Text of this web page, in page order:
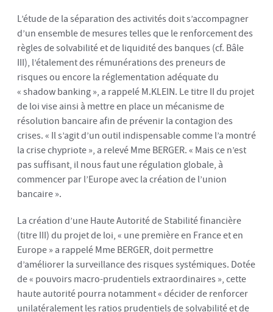
L’étude de la séparation des activités doit s’accompagner
d’un ensemble de mesures telles que le renforcement des
règles de solvabilité et de liquidité des banques (cf. Bâle
III), l’étalement des rémunérations des preneurs de
risques ou encore la réglementation adéquate du
« shadow banking », a rappelé M.KLEIN. Le titre II du projet
de loi vise ainsi à mettre en place un mécanisme de
résolution bancaire afin de prévenir la contagion des
crises. « Il s’agit d’un outil indispensable comme l’a montré
la crise chypriote », a relevé Mme BERGER. « Mais ce n’est
pas suffisant, il nous faut une régulation globale, à
commencer par l’Europe avec la création de l’union
bancaire ».
La création d’une Haute Autorité de Stabilité financière
(titre III) du projet de loi, « une première en France et en
Europe » a rappelé Mme BERGER, doit permettre
d’améliorer la surveillance des risques systémiques. Dotée
de « pouvoirs macro-prudentiels extraordinaires », cette
haute autorité pourra notamment « décider de renforcer
unilatéralement les ratios prudentiels de solvabilité et de